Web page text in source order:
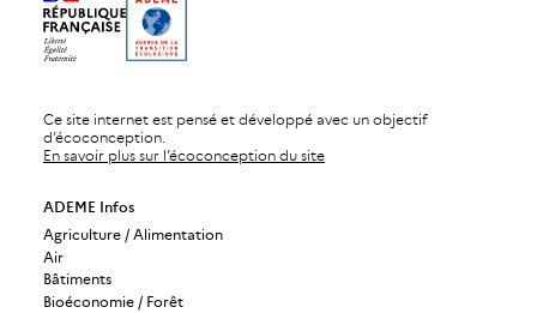
Ce site internet est pensé et développé avec un objectif
d’écoconception.
En savoir plus sur l’écoconception du site
ADEME Infos
Agriculture / Alimentation
Air
Bâtiments
Bioéconomie / Forêt